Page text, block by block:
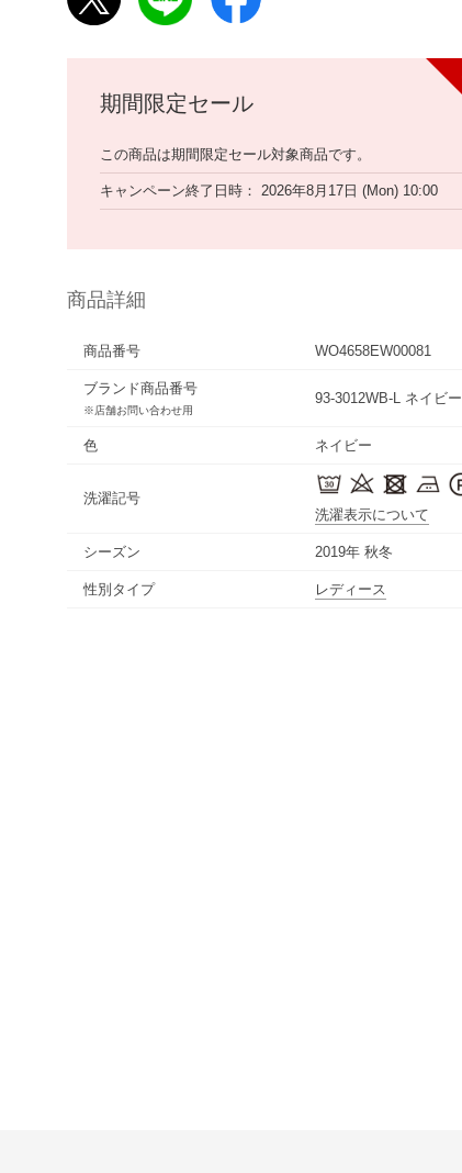
期間限定セール
この商品は期間限定セール対象商品です。
キャンペーン終了日時 2026年8月17日 (Mon) 10:00
商品詳細
商品番号 WO4658EW00081
ブランド商品番号
※店舗お問い合わせ用
93-3012WB-L ネイビー
色 ネイビー
洗濯記号
洗濯表示について
シーズン 2019年 秋冬
性別タイプ レディース